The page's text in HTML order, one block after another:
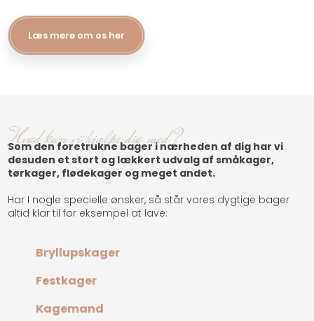
Læs mere om os her
​Hvad kan vi hjælpe dig med?
Som den foretrukne bager i nærheden af dig har vi
desuden et stort og lækkert udvalg af småkager,
tørkager, flødekager og meget andet.
Har I nogle specielle ønsker, så står vores dygtige bager
altid klar til for eksempel at lave:​
Bryllupskager
Festkager
Kagemand